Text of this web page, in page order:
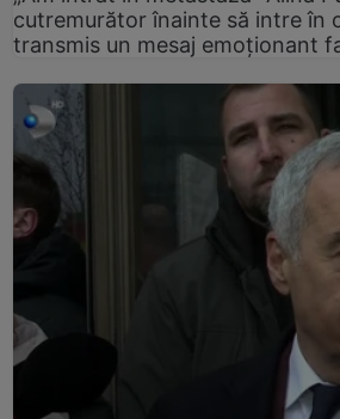
cutremurător înainte să intre în
transmis un mesaj emoționant